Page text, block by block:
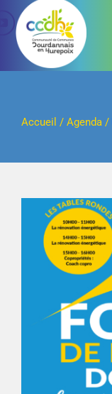
Passer
contenu
Accueil / Agenda/